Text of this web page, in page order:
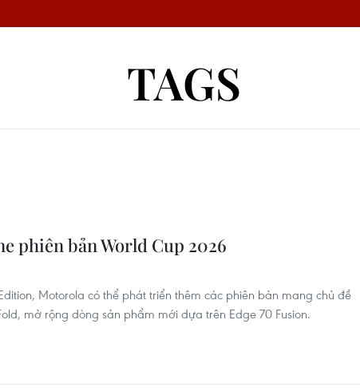
TAGS
phiên bản World Cup 2026
Motorola có thể phát triển thêm các phiên bản mang chủ đề
mở rộng dòng sản phẩm mới dựa trên Edge 70 Fusion.